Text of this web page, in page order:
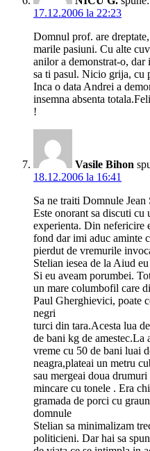
17.12.2006 la 22:23
Domnul prof. are
marile pasiuni. Cu alte
anilor a demonstrat-o,
sa ti pasul. Nicio grija, cu
Inca o data Andrei a
insemna absenta
!
Vasile Bihon
18.12.2006 la 16:41
Sa ne traiti Domnule Jean
Este onorant sa discuti
experienta. Din nefericire
fond dar imi aduc aminte
pierdut de vremurile
Stelian iesea de la Aiud
Si eu aveam porumbei.
un mare columbofil care
Paul Gherghievici, poate
negri
turci din tara.Acesta lua
de bani kg de amestec.La
vreme cu 50 de bani luai
neagra,plateai un metru
sau mergeai doua
mincare cu tonele . Era
gramada de porci cu
domnule
Stelian sa minimalizam
politicieni. Dar hai sa